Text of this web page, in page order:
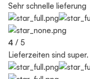
Sehr schnelle lieferung
4 / 5
Lieferzeiten sind super.